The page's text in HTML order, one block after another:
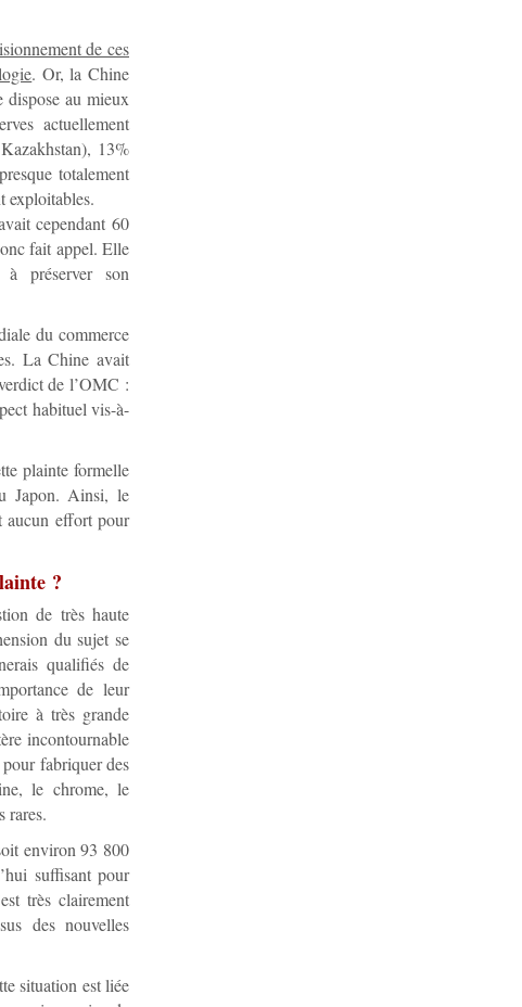
de ces
. Or, la Chine
dispose au mieux
actuellement
13%
totalement
exploitables.
cependant 60
fait appel. Elle
préserver son
du commerce
La Chine avait
de l’OMC :
habituel vis-à-
plainte formelle
Japon. Ainsi, le
aucun effort pour
?
de très haute
du sujet se
qualifiés de
de leur
à très grande
incontournable
fabriquer des
le chrome, le
rares.
environ 93 800
suffisant pour
très clairement
des nouvelles
situation est liée